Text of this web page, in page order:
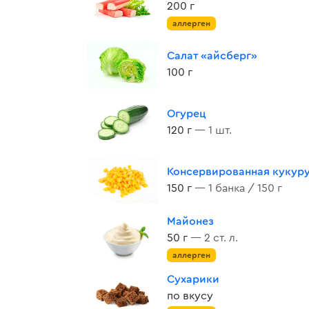
200 г
аллерген
Салат «айсберг»
100 г
Огурец
120 г — 1 шт.
Консервированная
150 г — 1 банка / 150 г
Майонез
50 г — 2 ст. л.
аллерген
Сухарики
по вкусу